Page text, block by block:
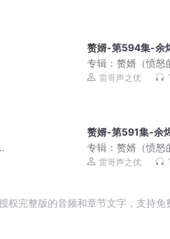
赘婿-第594集-余
专辑：赘婿（愤怒
杜炎喆领衔精品有
雷哥声之优
赘婿-第591集-余
专辑：赘婿（愤怒
杜炎喆领衔精品有
雷哥声之优
完整版的音频和章节文字，支持免